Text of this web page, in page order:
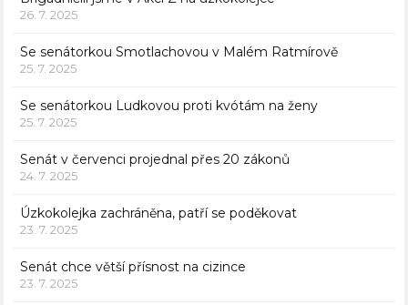
26. 7. 2025
Se senátorkou Smotlachovou v Malém Ratmírově
25. 7. 2025
Se senátorkou Ludkovou proti kvótám na ženy
25. 7. 2025
Senát v červenci projednal přes 20 zákonů
24. 7. 2025
Úzkokolejka zachráněna, patří se poděkovat
23. 7. 2025
Senát chce větší přísnost na cizince
23. 7. 2025